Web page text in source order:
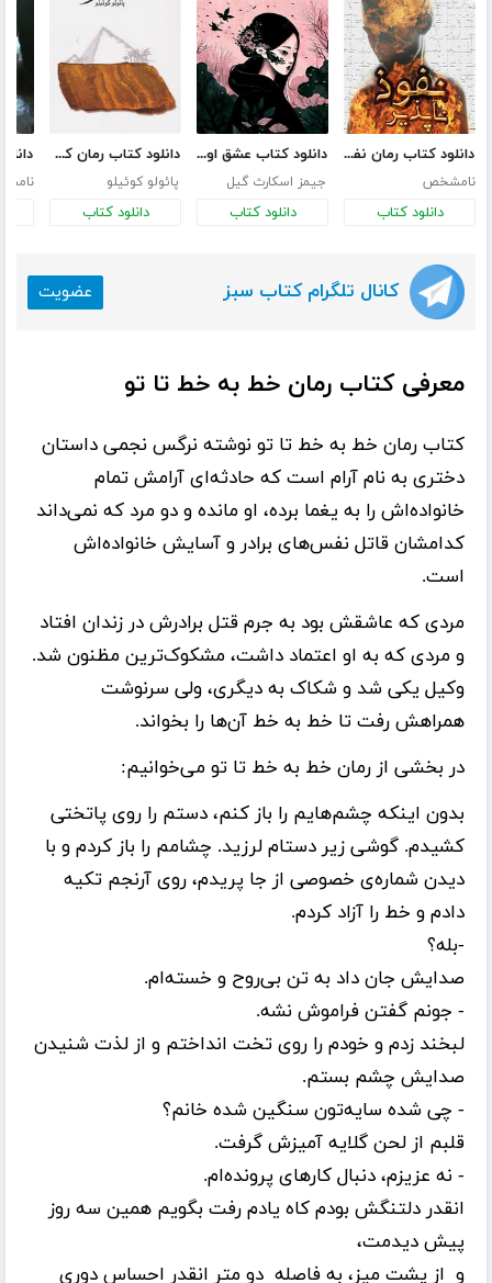
دانلود کتاب رمان نفوذ ناپذیر
نامشخص
دانلود کتاب
دانلود کتاب عشق اونیونگ
جیمز اسکارث گیل
دانلود کتاب
دانلود کتاب رمان کیمیاگر
پائولو کوئیلو
دانلود کتاب
کانال تلگرام کتاب سبز عضویت
معرفی کتاب رمان خط به خط تا تو
کتاب رمان خط به خط تا تو نوشته نرگس نجمی داستان
دختری به نام آرام است که حادثه‌ای آرامش تمام
خانواده‌اش را به یغما برده، او مانده و دو مرد که نمی‌داند
کدامشان قاتل نفس‌های برادر و آسایش خانواده‌اش
است.
مردی که عاشقش بود به جرم قتل برادرش در زندان افتاد
و مردی که به او اعتماد داشت، مشکوک‌ترین مظنون شد.
وکیل یکی شد و شکاک به دیگری، ولی سرنوشت
همراهش رفت تا خط به خط آن‌ها را بخواند.
در بخشی از رمان خط به خط تا تو می‌خوانیم:
بدون اینکه چشم‌هایم را باز کنم، دستم را روی پاتختی
کشیدم. گوشی زیر دستام لرزید. چشامم را باز کردم و با
دیدن شماره‌ی خصوصی از جا پریدم، روی آرنجم تکیه
دادم و خط را آزاد کردم.
-بله؟
صدایش جان داد به تن بی‌روح و خسته‌ام.
- جونم گفتن فراموش نشه.
لبخند زدم و خودم را روی تخت انداختم و از لذت شنیدن
صدایش چشم بستم.
- چی شده سایه‌تون سنگین شده خانم؟
قلبم از لحن گلایه آمیزش گرفت.
- نه عزیزم، دنبال کارهای پرونده‌ام.
انقدر دلتنگش بودم کاه یادم رفت بگویم همین سه روز
پیش دیدمت،
و از پشت میز، به فاصله دو متر انقدر احساس دوری